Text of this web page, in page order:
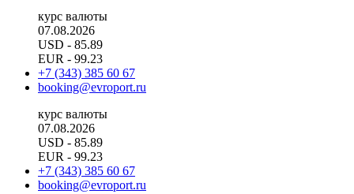
курс валюты
07.08.2026
USD - 85.89
EUR - 99.23
+7 (343) 385 60 67
booking@evroport.ru
курс валюты
07.08.2026
USD - 85.89
EUR - 99.23
+7 (343) 385 60 67
booking@evroport.ru